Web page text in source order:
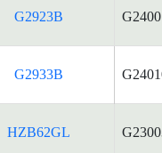
G2923B
G2933B
HZB62GL